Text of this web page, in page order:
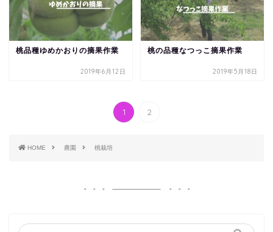
桃品種ゆめかおりの摘果作業
2019年6月12日
桃の品種なつっこ摘果作業
2019年5月18日
1 2
HOME 農園 桃栽培